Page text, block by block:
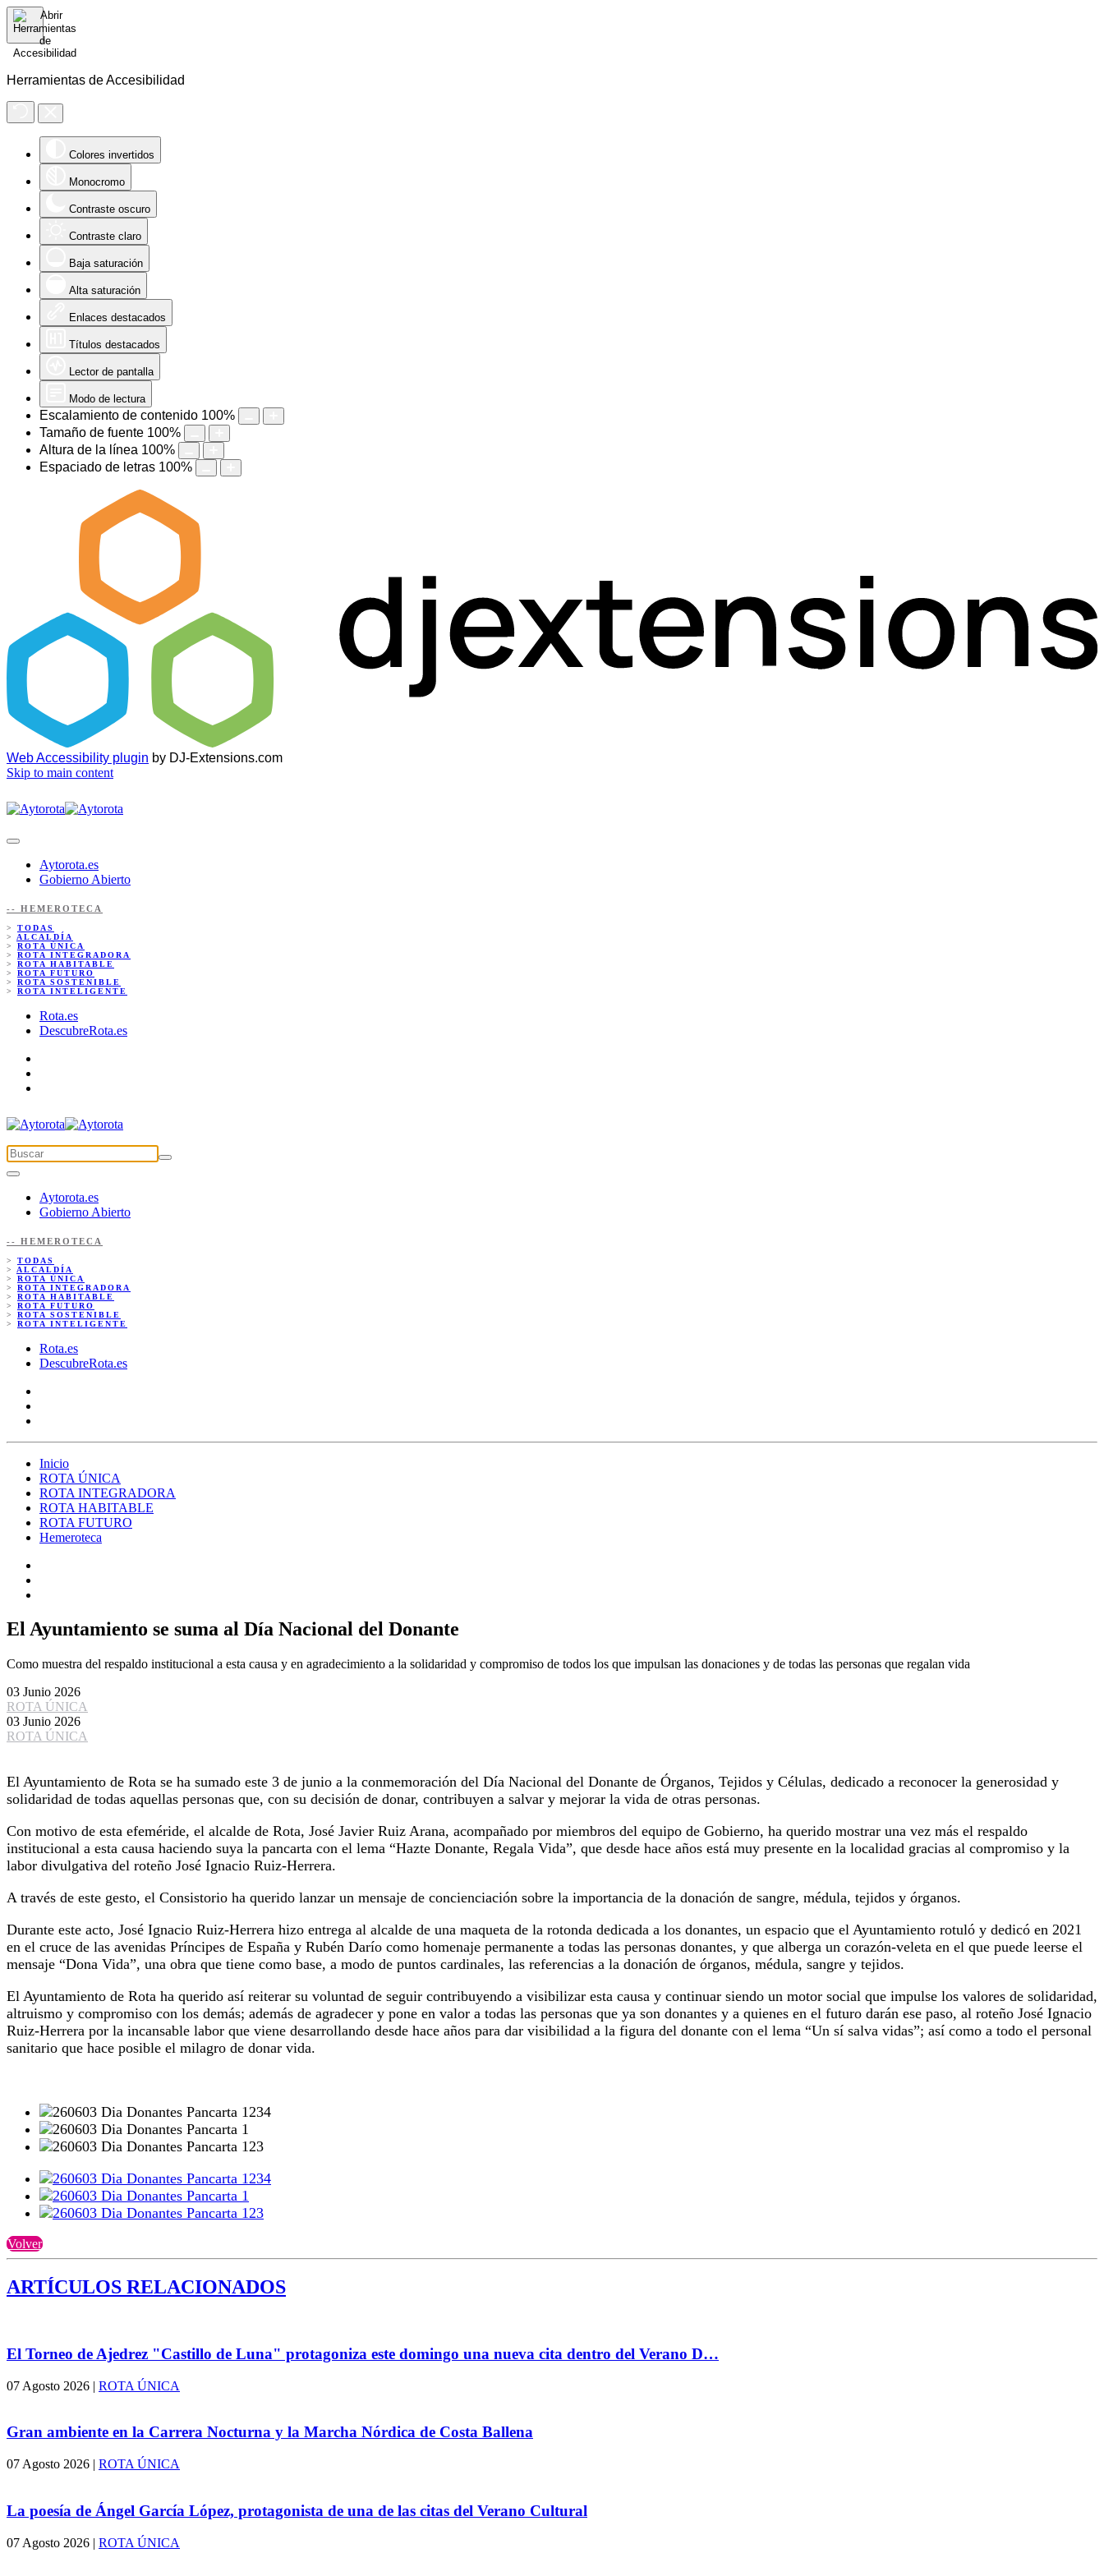
Herramientas de Accesibilidad
Colores invertidos
Monocromo
Contraste oscuro
Contraste claro
Baja saturación
Alta saturación
Enlaces destacados
Títulos destacados
Lector de pantalla
Modo de lectura
Escalamiento de contenido 100%
Tamaño de fuente 100%
Altura de la línea 100%
Espaciado de letras 100%
Web Accessibility plugin by DJ-Extensions.com
Skip to main content
Aytorota.es
Gobierno Abierto
-- HEMEROTECA
> TODAS
> ALCALDÍA
> ROTA ÚNICA
> ROTA INTEGRADORA
> ROTA HABITABLE
> ROTA FUTURO
> ROTA SOSTENIBLE
> ROTA INTELIGENTE
Rota.es
DescubreRota.es
Aytorota.es
Gobierno Abierto
-- HEMEROTECA
> TODAS
> ALCALDÍA
> ROTA ÚNICA
> ROTA INTEGRADORA
> ROTA HABITABLE
> ROTA FUTURO
> ROTA SOSTENIBLE
> ROTA INTELIGENTE
Rota.es
DescubreRota.es
Inicio
ROTA ÚNICA
ROTA INTEGRADORA
ROTA HABITABLE
ROTA FUTURO
Hemeroteca
El Ayuntamiento se suma al Día Nacional del Donante
Como muestra del respaldo institucional a esta causa y en agradecimiento a la solidaridad y compromiso de todos los que impulsan las donaciones y de todas las personas que regalan vida
03 Junio 2026
ROTA ÚNICA
03 Junio 2026
ROTA ÚNICA
El Ayuntamiento de Rota se ha sumado este 3 de junio a la conmemoración del Día Nacional del Donante de Órganos, Tejidos y Células, dedicado a reconocer la generosidad y
solidaridad de todas aquellas personas que, con su decisión de donar, contribuyen a salvar y mejorar la vida de otras personas.
Con motivo de esta efeméride, el alcalde de Rota, José Javier Ruiz Arana, acompañado por miembros del equipo de Gobierno, ha querido mostrar una vez más el respaldo
institucional a esta causa haciendo suya la pancarta con el lema “Hazte Donante, Regala Vida”, que desde hace años está muy presente en la localidad gracias al compromiso y la
labor divulgativa del roteño José Ignacio Ruiz-Herrera.
A través de este gesto, el Consistorio ha querido lanzar un mensaje de concienciación sobre la importancia de la donación de sangre, médula, tejidos y órganos.
Durante este acto, José Ignacio Ruiz-Herrera hizo entrega al alcalde de una maqueta de la rotonda dedicada a los donantes, un espacio que el Ayuntamiento rotuló y dedicó en 2021
en el cruce de las avenidas Príncipes de España y Rubén Darío como homenaje permanente a todas las personas donantes, y que alberga un corazón-veleta en el que puede leerse el
mensaje “Dona Vida”, una obra que tiene como base, a modo de puntos cardinales, las referencias a la donación de órganos, médula, sangre y tejidos.
El Ayuntamiento de Rota ha querido así reiterar su voluntad de seguir contribuyendo a visibilizar esta causa y continuar siendo un motor social que impulse los valores de solidaridad,
altruismo y compromiso con los demás; además de agradecer y pone en valor a todas las personas que ya son donantes y a quienes en el futuro darán ese paso, al roteño José Ignacio
Ruiz-Herrera por la incansable labor que viene desarrollando desde hace años para dar visibilidad a la figura del donante con el lema “Un sí salva vidas”; así como a todo el personal
sanitario que hace posible el milagro de donar vida.
Volver
ARTÍCULOS RELACIONADOS
El Torneo de Ajedrez "Castillo de Luna" protagoniza este domingo una nueva cita dentro del Verano D…
07 Agosto 2026 | ROTA ÚNICA
Gran ambiente en la Carrera Nocturna y la Marcha Nórdica de Costa Ballena
07 Agosto 2026 | ROTA ÚNICA
La poesía de Ángel García López, protagonista de una de las citas del Verano Cultural
07 Agosto 2026 | ROTA ÚNICA